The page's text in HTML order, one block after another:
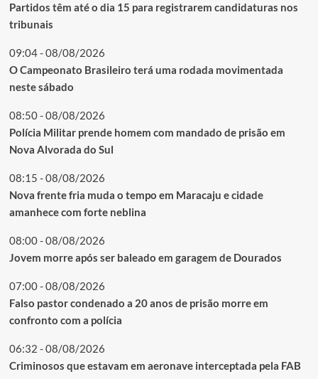
Partidos têm até o dia 15 para registrarem candidaturas nos
tribunais
09:04 - 08/08/2026
O Campeonato Brasileiro terá uma rodada movimentada
neste sábado
08:50 - 08/08/2026
Polícia Militar prende homem com mandado de prisão em
Nova Alvorada do Sul
08:15 - 08/08/2026
Nova frente fria muda o tempo em Maracaju e cidade
amanhece com forte neblina
08:00 - 08/08/2026
Jovem morre após ser baleado em garagem de Dourados
07:00 - 08/08/2026
Falso pastor condenado a 20 anos de prisão morre em
confronto com a polícia
06:32 - 08/08/2026
Criminosos que estavam em aeronave interceptada pela FAB